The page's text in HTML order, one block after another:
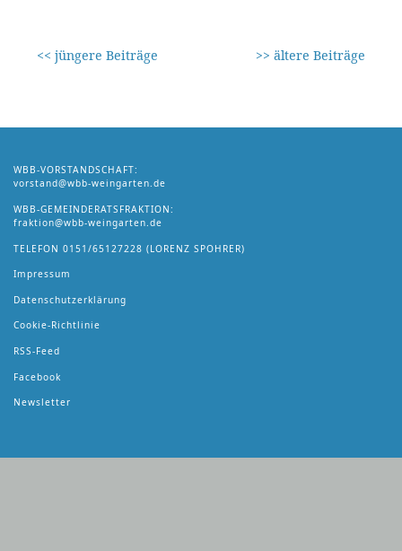
<< jüngere Beiträge >> ältere Beiträge
WBB-VORSTANDSCHAFT:
vorstand@wbb-weingarten.de
WBB-GEMEINDERATSFRAKTION:
fraktion@wbb-weingarten.de
TELEFON 0151/65127228 (LORENZ SPOHRER)
Impressum
Datenschutzerklärung
Cookie-Richtlinie
RSS-Feed
Facebook
Newsletter